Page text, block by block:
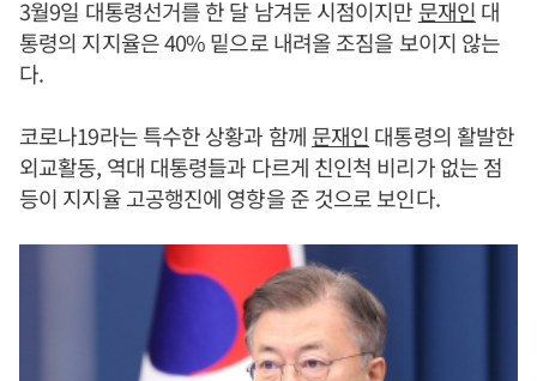
3월9일 대통령선거를 한 달 남겨둔 시점이지만 문재인 대
통령의 지지율은 40% 밑으로 내려올 조짐을 보이지 않는
다.
코로나19라는 특수한 상황과 함께 문재인 대통령의 활발한
외교활동, 역대 대통령들과 다르게 친인척 비리가 없는 점
등이 지지율 고공행진에 영향을 준 것으로 보인다.